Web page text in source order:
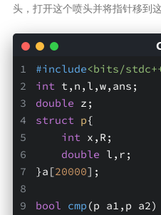
头，打开这个喷头并将指针移到
#include<bits/
int t,n,l,w,ans;
double z;
struct p{
int x,R;
double l,r;
}a[20000];
bool cmp (p a1,p a2)